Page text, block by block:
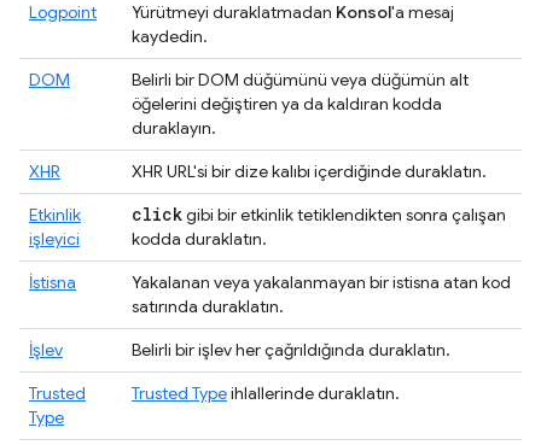
Logpoint
Yürütmeyi duraklatmadan Konsol'a mesaj
kaydedin.
DOM
Belirli bir DOM düğümünü veya düğümün alt
öğelerini değiştiren ya da kaldıran kodda
duraklayın.
XHR
XHR URL'si bir dize kalıbı içerdiğinde duraklatın.
Etkinlik
işleyici
clickgibi bir etkinlik tetiklendikten sonra çalışan
kodda duraklatın.
İstisna
Yakalanan veya yakalanmayan bir istisna atan kod
satırında duraklatın.
İşlev
Belirli bir işlev her çağrıldığında duraklatın.
Trusted
Type
Trusted Typeihlallerinde duraklatın.